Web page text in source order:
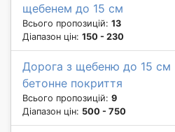
щебенем до 15 см
Всього пропозицій: 13
Діапазон цін: 150 - 230
Дорога з щебеню до 15 см
бетонне покриття
Всього пропозицій: 9
Діапазон цін: 500 - 750